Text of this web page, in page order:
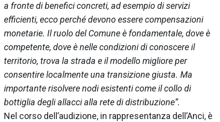
a fronte di benefici concreti, ad esempio di servizi
efficienti, ecco perché devono essere compensazioni
monetarie. Il ruolo del Comune è fondamentale, dove è
competente, dove è nelle condizioni di conoscere il
territorio, trova la strada e il modello migliore per
consentire localmente una transizione giusta. Ma
importante risolvere nodi esistenti come il collo di
bottiglia degli allacci alla rete di distribuzione”.
Nel corso dell’audizione, in rappresentanza dell’Anci, è